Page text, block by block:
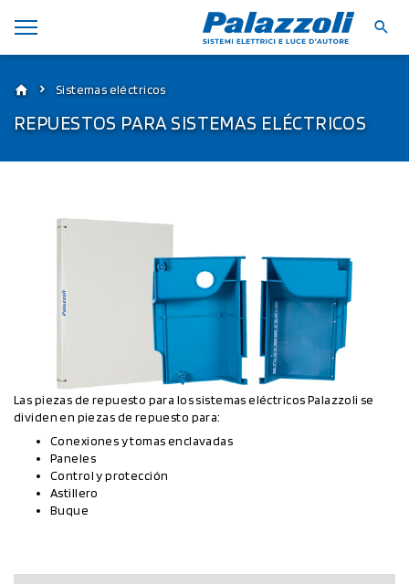
Sistemas eléctricos
REPUESTOS PARA SISTEMAS ELÉCTRICOS
Las piezas de repuesto para los sistemas eléctricos Palazzoli se
dividen en piezas de repuesto para:
Conexiones y tomas enclavadas
Paneles
Control y protección
Astillero
Buque